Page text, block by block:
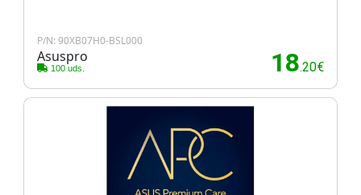
P/N: 90XB07H0-BSL000
Asuspro
100 uds. 18.20€